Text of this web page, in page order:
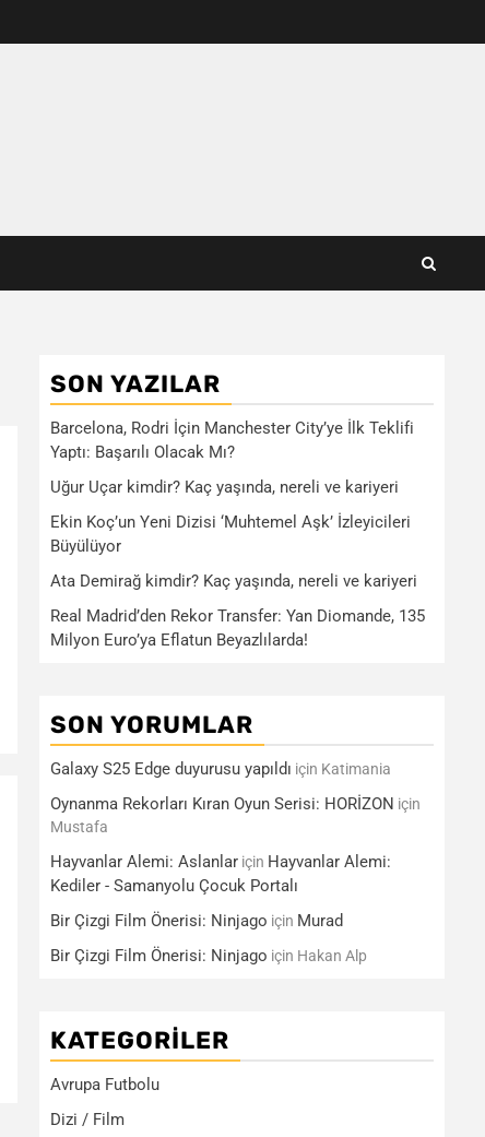
SON YAZILAR
Barcelona, Rodri İçin Manchester City’ye İlk Teklifi
Yaptı: Başarılı Olacak Mı?
Uğur Uçar kimdir? Kaç yaşında, nereli ve kariyeri
Ekin Koç’un Yeni Dizisi ‘Muhtemel Aşk’ İzleyicileri
Büyülüyor
Ata Demirağ kimdir? Kaç yaşında, nereli ve kariyeri
Real Madrid’den Rekor Transfer: Yan Diomande, 135
Milyon Euro’ya Eflatun Beyazlılarda!
SON YORUMLAR
Galaxy S25 Edge duyurusu yapıldı için Katimania
Oynanma Rekorları Kıran Oyun Serisi: HORİZON için
Mustafa
Hayvanlar Alemi: Aslanlar için Hayvanlar Alemi:
Kediler - Samanyolu Çocuk Portalı
Bir Çizgi Film Önerisi: Ninjago için Murad
Bir Çizgi Film Önerisi: Ninjago için Hakan Alp
KATEGORILER
Avrupa Futbolu
Dizi / Film